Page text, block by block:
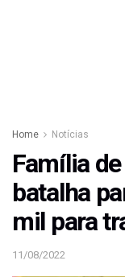
Home Notícias
Família
batalha
mil para
11/08/2022